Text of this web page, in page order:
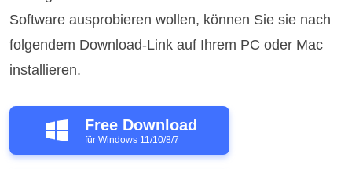
Software ausprobieren wollen, können Sie sie nach
folgendem Download-Link auf Ihrem PC oder Mac
installieren.
Free Download
für Windows 11/10/8/7